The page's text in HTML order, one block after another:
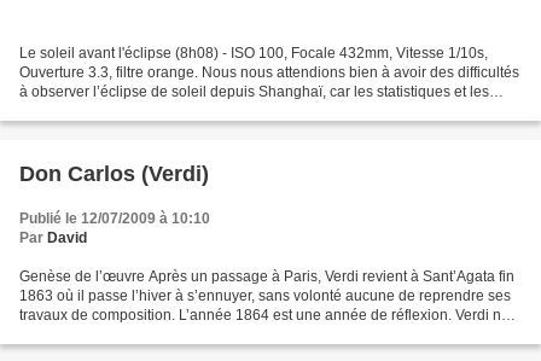
Le soleil avant l'éclipse (8h08) - ISO 100, Focale 432mm, Vitesse 1/10s,
Ouverture 3.3, filtre orange. Nous nous attendions bien à avoir des difficultés
à observer l’éclipse de soleil depuis Shanghaï, car les statistiques et les
Don Carlos (Verdi)
Publié le 12/07/2009 à 10:10
Par David
Genèse de l’œuvre Après un passage à Paris, Verdi revient à Sant’Agata fin
1863 où il passe l’hiver à s’ennuyer, sans volonté aucune de reprendre ses
travaux de composition. L’année 1864 est une année de réflexion. Verdi ne